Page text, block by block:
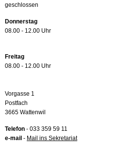
geschlossen
Donnerstag
08.00 - 12.00 Uhr
Freitag
08.00 - 12.00 Uhr
Vorgasse 1
Postfach
3665 Wattenwil
Telefon - 033 359 59 11
e-mail - Mail ins Sekretariat